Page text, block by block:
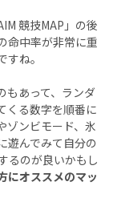
競技MAP」の後
命中率が非常に重
ね。
もあって、ランダ
くる数字を順番に
ゾンビモード、氷
遊んでみて自分の
るのが良いかもし
にオススメのマッ